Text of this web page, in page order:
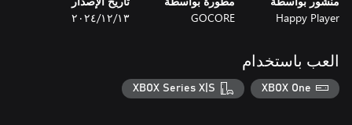
Happy Player
GOCORE ١٣‏/١٢‏/٢٠٢٤
العب باستخدام
XBOX One
XBOX Series X|S